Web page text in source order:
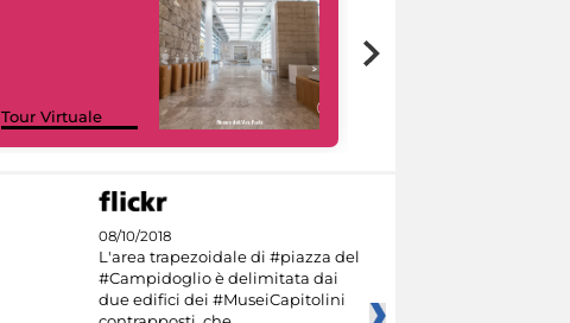
Tour Virtuale
08/10/2018
L'area trapezoidale di #piazza del
#Campidoglio è delimitata dai
due edifici dei #MuseiCapitolini